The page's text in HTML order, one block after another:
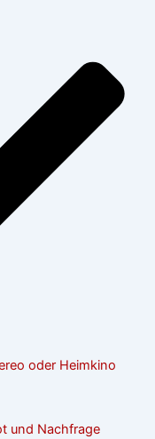
oder Heimkino
und Nachfrage